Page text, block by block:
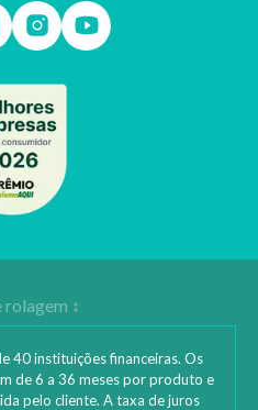
40 instituições financeiras. Os
de 6 a 36 meses por produto e
pelo cliente. A taxa de juros